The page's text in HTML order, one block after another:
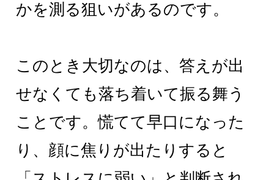
かを測る狙いがあるのです。
このとき大切なのは、答えが出
せなくても落ち着いて振る舞う
ことです。慌てて早口になった
り、顔に焦りが出たりすると